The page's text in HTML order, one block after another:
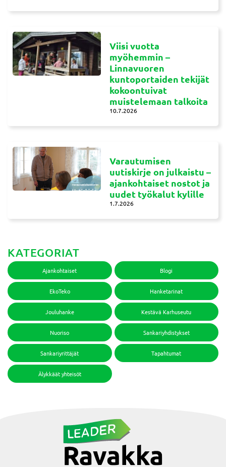
Viisi vuotta
myöhemmin –
Linnavuoren
kuntoportaiden tekijät
kokoontuivat
muistelemaan talkoita
10.7.2026
Varautumisen
uutiskirje on julkaistu –
ajankohtaiset nostot ja
uudet työkalut kylille
1.7.2026
KATEGORIAT
Ajankohtaiset Blogi
EkoTeko Hanketarinat
Jouluhanke Kestävä Karhuseutu
Nuoriso Sankariyhdistykset
Sankariyrittäjät Tapahtumat
Älykkäät yhteisöt